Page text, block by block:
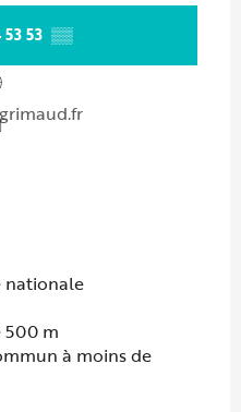
53 ▒▒
nationale
500 m
à moins de